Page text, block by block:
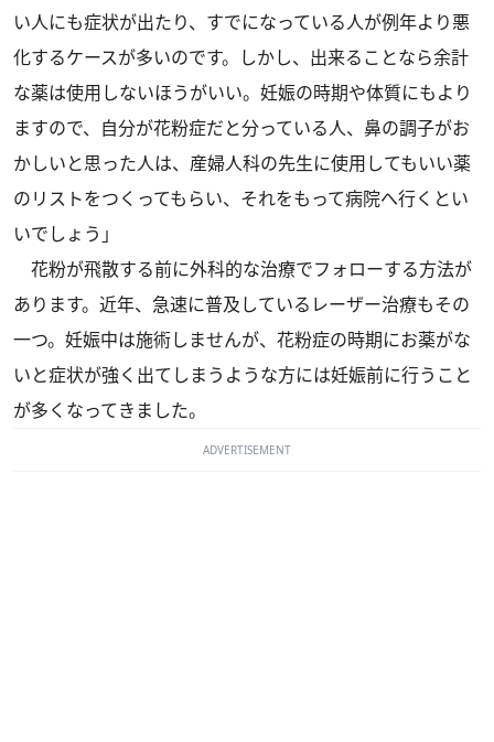
い人にも症状が出たり、すでになっている人が例年より悪
化するケースが多いのです。しかし、出来ることなら余計
な薬は使用しないほうがいい。妊娠の時期や体質にもより
ますので、自分が花粉症だと分っている人、鼻の調子がお
かしいと思った人は、産婦人科の先生に使用してもいい薬
のリストをつくってもらい、それをもって病院へ行くとい
いでしょう」
花粉が飛散する前に外科的な治療でフォローする方法が
あります。近年、急速に普及しているレーザー治療もその
一つ。妊娠中は施術しませんが、花粉症の時期にお薬がな
いと症状が強く出てしまうような方には妊娠前に行うこと
が多くなってきました。
ADVERTISEMENT